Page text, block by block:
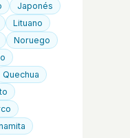
Japonés
Lituano
Noruego
Quechua